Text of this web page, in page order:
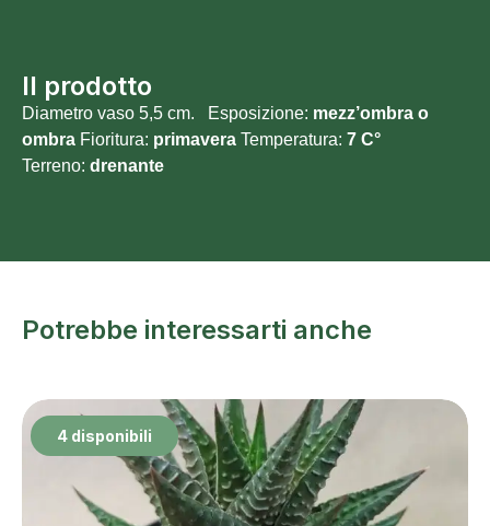
Il prodotto
Diametro vaso 5,5 cm. Esposizione: mezz’ombra o
ombra Fioritura: primavera Temperatura: 7 C°
Terreno: drenante
Potrebbe interessarti anche
4 disponibili